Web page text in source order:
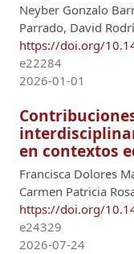
Neyber Gonzalo
Parrado, David
https://doi.org/
e22284
2026-01-01
en contextos
Francisca Dolores
Carmen Patricia
https://doi.org/
e24329
2026-07-24